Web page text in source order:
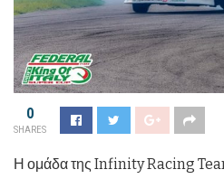
0
SHARES
Η ομάδα της Infinity Racing